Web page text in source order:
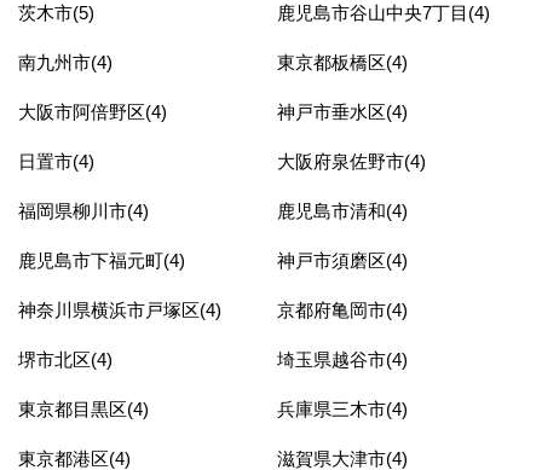
茨木市(5) 鹿児島市谷山中央7丁目(4)
南九州市(4) 東京都板橋区(4)
大阪市阿倍野区(4) 神戸市垂水区(4)
日置市(4) 大阪府泉佐野市(4)
福岡県柳川市(4) 鹿児島市清和(4)
鹿児島市下福元町(4) 神戸市須磨区(4)
神奈川県横浜市戸塚区(4) 京都府亀岡市(4)
堺市北区(4) 埼玉県越谷市(4)
東京都目黒区(4) 兵庫県三木市(4)
東京都港区(4) 滋賀県大津市(4)